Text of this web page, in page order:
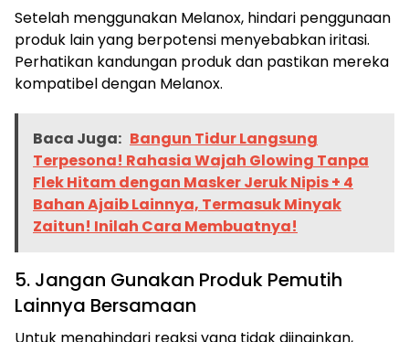
Setelah menggunakan Melanox, hindari penggunaan
produk lain yang berpotensi menyebabkan iritasi.
Perhatikan kandungan produk dan pastikan mereka
kompatibel dengan Melanox.
Baca Juga: Bangun Tidur Langsung
Terpesona! Rahasia Wajah Glowing Tanpa
Flek Hitam dengan Masker Jeruk Nipis + 4
Bahan Ajaib Lainnya, Termasuk Minyak
Zaitun! Inilah Cara Membuatnya!
5. Jangan Gunakan Produk Pemutih
Lainnya Bersamaan